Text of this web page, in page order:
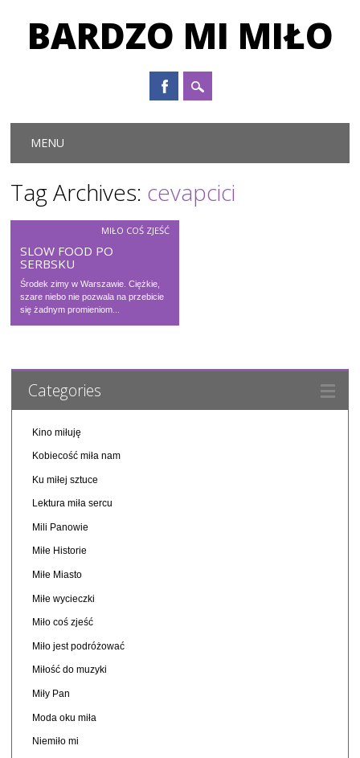
BARDZO MI MIŁO
Main menu
MENU
Tag Archives: cevapcici
MIŁO COŚ ZJEŚĆ
SLOW FOOD PO
SERBSKU
Środek zimy w Warszawie. Ciężkie,
szare niebo nie pozwala na przebicie
się żadnym promieniom...
Categories
Kino miłuję
Kobiecość miła nam
Ku miłej sztuce
Lektura miła sercu
Mili Panowie
Miłe Historie
Miłe Miasto
Miłe wycieczki
Miło coś zjeść
Miło jest podróżować
Miłość do muzyki
Miły Pan
Moda oku miła
Niemiło mi